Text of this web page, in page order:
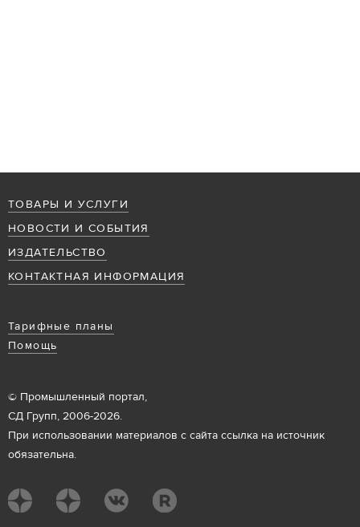
ТОВАРЫ И УСЛУГИ
НОВОСТИ И СОБЫТИЯ
ИЗДАТЕЛЬСТВО
КОНТАКТНАЯ ИНФОРМАЦИЯ
Тарифные планы
Помощь
© Промышленный портал,
СД Групп, 2006-2026.
При использовании материалов с сайта ссылка на источник
обязательна.